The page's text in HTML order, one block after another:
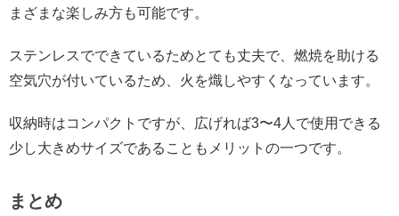
まざまな楽しみ方も可能です。
ステンレスでできているためとても丈夫で、燃焼を助ける
空気穴が付いているため、火を熾しやすくなっています。
収納時はコンパクトですが、広げれば3〜4人で使用できる
少し大きめサイズであることもメリットの一つです。
まとめ